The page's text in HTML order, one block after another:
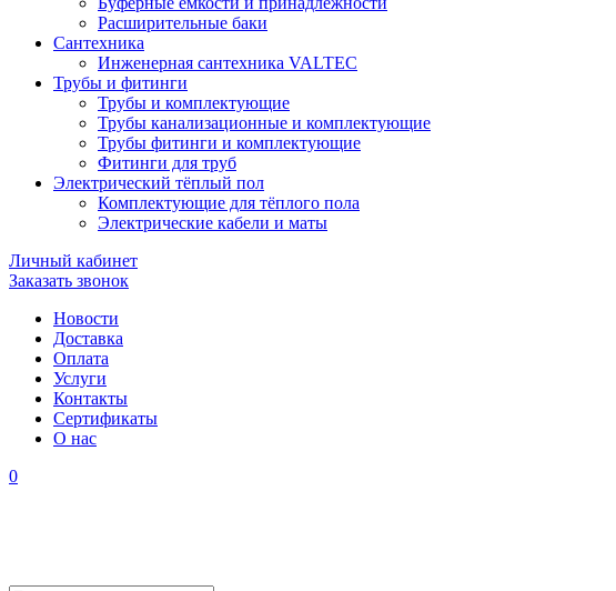
Расширительные баки
Сантехника
Инженерная сантехника VALTEC
Трубы и фитинги
Трубы и комплектующие
Трубы канализационные и комплектующие
Трубы фитинги и комплектующие
Фитинги для труб
Электрический тёплый пол
Комплектующие для тёплого пола
Электрические кабели и маты
Личный кабинет
Заказать звонок
Новости
Доставка
Оплата
Услуги
Контакты
Cертификаты
О нас
0